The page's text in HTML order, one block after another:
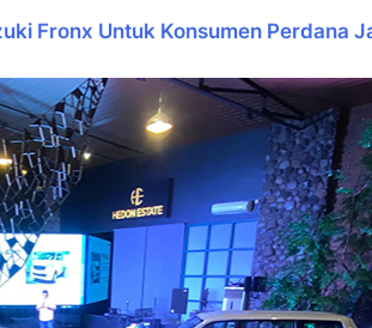
Fronx Untuk Konsumen Perdana